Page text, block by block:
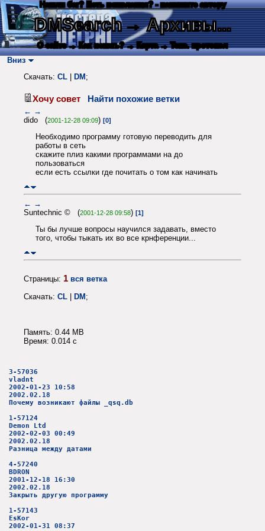
Нашли баг? Есть пожелания? - напишите автору
DMSearch→ Архивы...
О сайте → Как искать? → Карта → Текс. протокол
Вниз
Скачать: CL DM ;
Хочу совет Найти похожие ветки
← →
dido (2001-12-28 09:09) [0]
Необходимо программу готовую переводить для
работы в сеть
скажите плиз какими программами на до
пользоваться
если есть ссылки где почитать о том как начинать
← →
Suntechnic © (2001-12-28 09:58) [1]
Ты бы лучше вопросы научился задавать, вместо
того, чтобы тыкать их во все крнференции...
Страницы: 1 вся ветка
Скачать: CL DM ;
Память: 0.44 MB
Время: 0.014 c
3-57036
vladnt
2002-01-23 10:58
2002.02.18
Почему возникают файлы _qsq.db
1-57124
Demon Ltd
2002-02-03 00:49
2002.02.18
Разница между датами
4-57240
BDRON
2001-12-18 16:30
2002.02.18
Закрыть другую программу
1-57143
EsKor
2002-01-31 08:37